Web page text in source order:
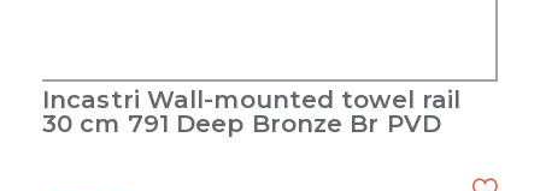
Incastri Wall-mounted towel rail
30 cm 791 Deep Bronze Br PVD